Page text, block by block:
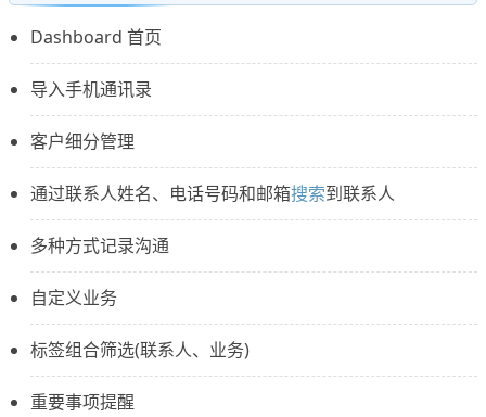
Dashboard 首页
导入手机通讯录
客户细分管理
通过联系人姓名、电话号码和邮箱搜索到联系人
多种方式记录沟通
自定义业务
标签组合筛选(联系人、业务)
重要事项提醒